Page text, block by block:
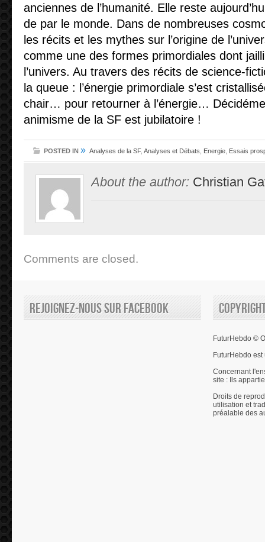
anciennes de l’humanité. Elle reste
de par le monde. Dans de nombreuses
les récits et les mythes sur l’origine de
comme une des formes primordiales dont
l’univers. Au travers des récits de science-
la queue : l’énergie primordiale s’est
chair… pour retourner à l’énergie…
animisme de la SF est jubilatoire !
POSTED IN » Analyses de la SF, Analyses et Débats, Energie, Essais
About the author: Christian
Comments are closed.
Rejoignez-nous sur Facebook
FuturHebdo ©
FuturHebdo
Concernant
site : Ils
Droits de
utilisation et
préalable des